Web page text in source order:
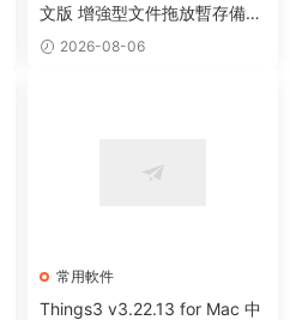
文版 增強型文件拖放暫存備用
整理工具
2026-08-06
常用軟件
Things3 v3.22.13 for Mac 中